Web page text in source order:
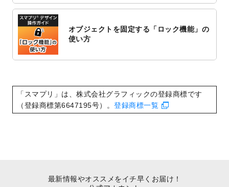
2022/9/21
コンサートのチラシデザインテンプレート
2022/9/5
年賀状のデザインテンプレート
2022/9/5
喪中はがきのデザインテンプレートを公開
2022/8/24
印刷用データの解像度
を引き上げまし
た！
オブジェクトを固定する「ロック機能」の
使い方
「スマプリ」は、株式会社グラフィックの登録商標です
（登録商標第6647195号）。 登録商標一覧
最新情報やオススメをイチ早くお届け！